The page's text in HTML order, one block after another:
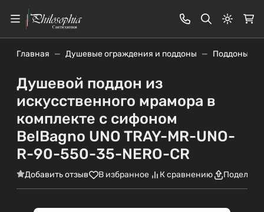
Главная Душевые ограждения и поддоны Поддоны
Душевой поддон из
искусственного мрамора в
комплекте с сифоном
BelBagno UNO TRAY-MR-UNO-
R-90-550-35-NERO-CR
Добавить отзыв В избранное К сравнению